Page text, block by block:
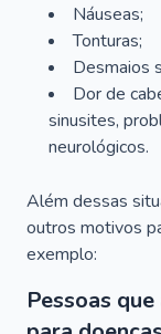
Náuseas;
Tonturas;
Desmaios
Dor de
sinusites,
neurológicos.
Além dessas
outros motivos
exemplo:
Pessoas